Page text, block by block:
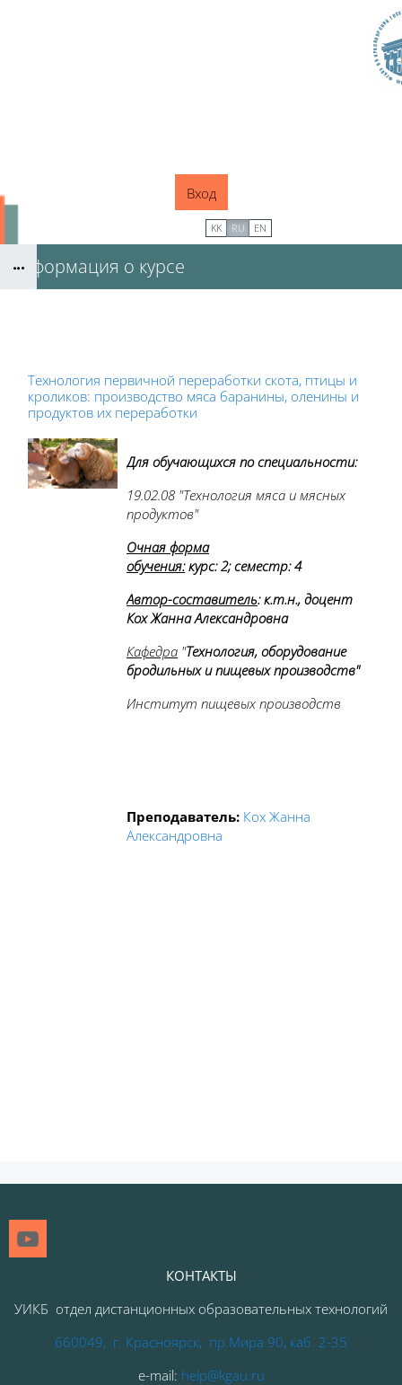
Вход
KK RU EN
Информация о курсе
Технология первичной переработки скота, птицы и
кроликов: производство мяса баранины, оленины и
продуктов их переработки
Для обучающихся по специальности:
19.02.08 "Технология мяса и мясных
продуктов"
Очная форма
обучения:курс:2; семестр:4
Автор-составитель:к.т.н., доцент
Кох Жанна Александровна
Кафедра "Технология, оборудование
бродильных и пищевых производств"
Институт пищевых производств
Преподаватель: Кох Жанна
Александровна
КОНТАКТЫ
УИКБ отдел дистанционных образовательных технологий
660049, г. Красноярск, пр.Мира 90, каб. 2-35
e-mail: help@kgau.ru